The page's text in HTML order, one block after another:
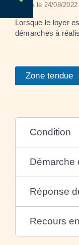
Vérifié le 24/08/
Lorsque le loyer
démarches à
Zone tendue
Condition
Démarche
Réponse
Recours